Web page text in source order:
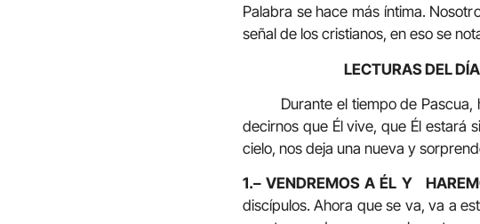
Palabra se hace más íntima.
señal de los cristianos, en eso se
LECTURAS DEL
Durante el tiempo de Pascua,
decirnos que Él vive, que Él estará
cielo, nos deja una nueva y
1.– VENDREMOS A ÉL Y
discípulos. Ahora que se va, va a